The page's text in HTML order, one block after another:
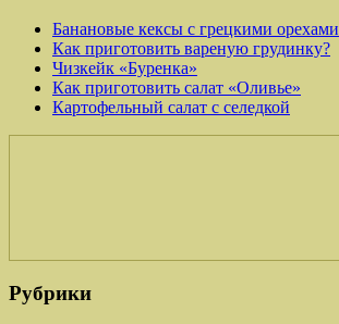
Банановые кексы с грецкими орехами
Как приготовить вареную грудинку?
Чизкейк «Буренка»
Как приготовить салат «Оливье»
Картофельный салат с селедкой
Рубрики